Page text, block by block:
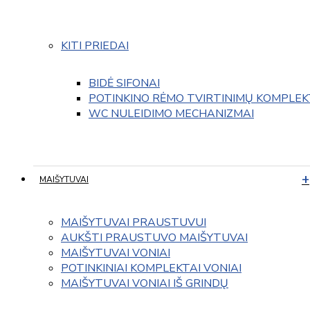
KITI PRIEDAI
BIDĖ SIFONAI
POTINKINO RĖMO TVIRTINIMŲ
WC NULEIDIMO MECHANIZMAI
MAIŠYTUVAI
MAIŠYTUVAI PRAUSTUVUI
AUKŠTI PRAUSTUVO MAIŠYTUVAI
MAIŠYTUVAI VONIAI
POTINKINIAI KOMPLEKTAI VONIAI
MAIŠYTUVAI VONIAI IŠ GRINDŲ